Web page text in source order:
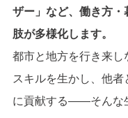
ザー」など、働き方・
肢が多様化します。
都市と地方を行き来し
スキルを生かし、他者
に貢献する――そんな